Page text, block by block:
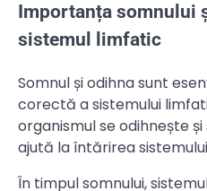
Importanța somnului
sistemul limfatic
Somnul și odihna sunt
corectă a sistemului
organismul se odihnește
ajută la întărirea
În timpul somnului,